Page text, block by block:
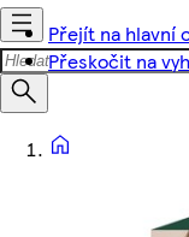
Přejít na hlavní
Přeskočit na